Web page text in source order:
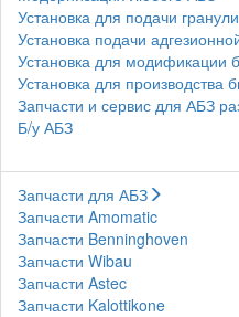
Установка для подачи
Установка подачи
Установка для модификации
Установка для производства
Запчасти и сервис для АБЗ
Б/у АБЗ
Запчасти для АБЗ
Запчасти Amomatic
Запчасти Benninghoven
Запчасти Wibau
Запчасти Astec
Запчасти Kalottikone